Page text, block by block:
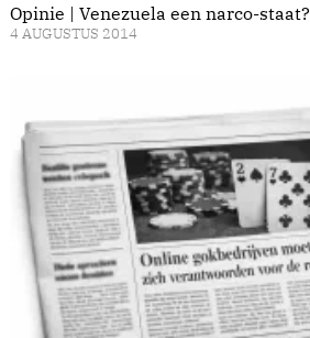
Opinie | Venezuela een narco-staat?
4 AUGUSTUS 2014